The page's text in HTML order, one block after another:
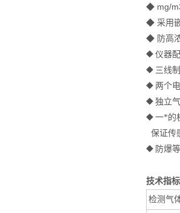
◆ mg/
◆ 采用
◆ 防高
◆ 仪器
◆ 三线
◆ 两个
◆ 独立
◆ 一*的
保证传
◆ 防爆
技术
检测气